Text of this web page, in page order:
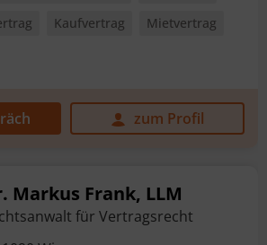
Kaufvertrag
Mietvertrag
zum Profil
Markus Frank, LLM
für Vertragsrecht